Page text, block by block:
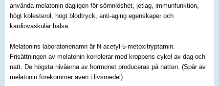
använda melatonin dagligen för sömnlöshet, jetlag, immunfunktion,
högt kolesterol, högt blodtryck, anti-aging egenskaper och
kardiovaskulär hälsa.
Melatonins laboratorienamn är N-acetyl-5-metoxitryptamin.
Frisättningen av melatonin korrelerar med kroppens cykel av dag och
natt. De högsta nivåerna av hormonet produceras på natten. (Spår av
melatonin förekommer även i livsmedel).